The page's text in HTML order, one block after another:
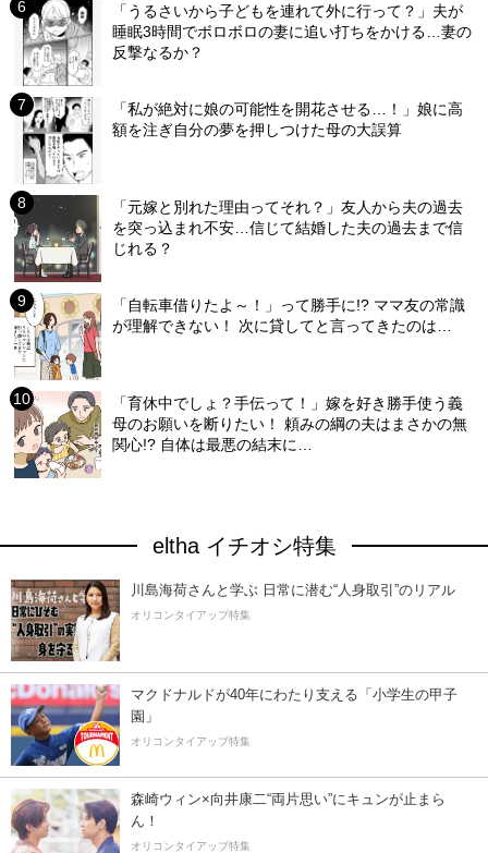
「うるさいから子どもを連れて外に行って？」夫が
睡眠3時間でボロボロの妻に追い打ちをかける…妻の
反撃なるか？
「私が絶対に娘の可能性を開花させる…！」娘に高
額を注ぎ自分の夢を押しつけた母の大誤算
「元嫁と別れた理由ってそれ？」友人から夫の過去
を突っ込まれ不安…信じて結婚した夫の過去まで信
じれる？
「自転車借りたよ～！」って勝手に!? ママ友の常識
が理解できない！ 次に貸してと言ってきたのは…
「育休中でしょ？手伝って！」嫁を好き勝手使う義
母のお願いを断りたい！ 頼みの綱の夫はまさかの無
関心!? 自体は最悪の結末に…
eltha イチオシ特集
川島海荷さんと学ぶ 日常に潜む“人身取引”のリアル
オリコンタイアップ特集
マクドナルドが40年にわたり支える「小学生の甲子
園」
オリコンタイアップ特集
森崎ウィン×向井康二“両片思い”にキュンが止まら
ん！
オリコンタイアップ特集